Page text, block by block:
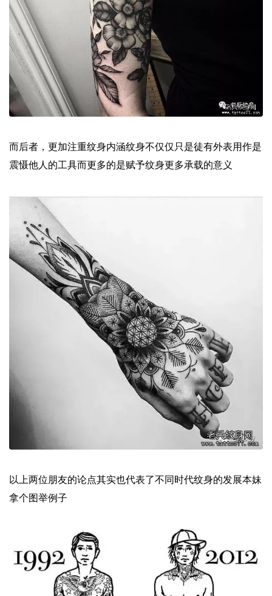
而后者，更加注重纹身内涵纹身不仅仅只是徒有外表用作是
震慑他人的工具而更多的是赋予纹身更多承载的意义
以上两位朋友的论点其实也代表了不同时代纹身的发展本妹
拿个图举例子